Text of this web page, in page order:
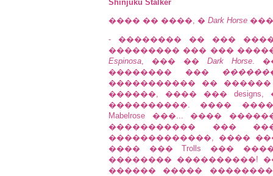
Shinjuku Stalker
���� �� ����, � Dark Horse
- �������� �� ��� ����
��������� ��� ���
Espinosa, ��� �� Dark Horse.
�������� ���
����������� ��
������, ���� ���
����������. ����
Mabelrose ���... ����
����������� ���
�������������, ����
���� ��� Trolls ���
�������� ����������!
������ ����� ���������